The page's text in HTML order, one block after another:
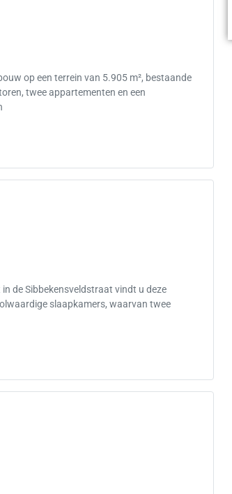
op een terrein van 5.905 m², bestaande
twee appartementen en een
de Sibbekensveldstraat vindt u deze
slaapkamers, waarvan twee